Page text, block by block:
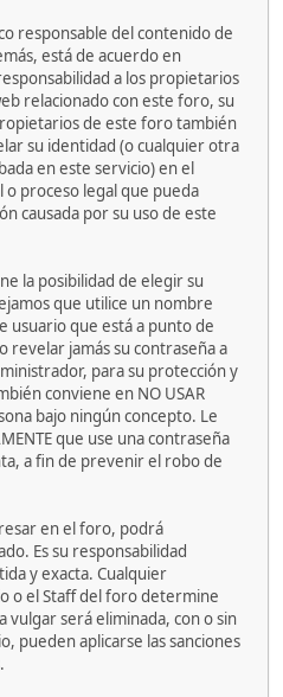
responsable del contenido de
está de acuerdo en
a los propietarios
relacionado con este foro, su
de este foro también
su identidad (o cualquier otra
en este servicio) en el
proceso legal que pueda
causada por su uso de este
la posibilidad de elegir su
que utilice un nombre
usuario que está a punto de
revelar jamás su contraseña a
para su protección y
conviene en NO USAR
bajo ningún concepto. Le
que use una contraseña
a fin de prevenir el robo de
en el foro, podrá
Es su responsabilidad
y exacta. Cualquier
o el Staff del foro determine
vulgar será eliminada, con o sin
pueden aplicarse las sanciones